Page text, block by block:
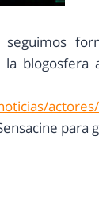
blogosfera
para